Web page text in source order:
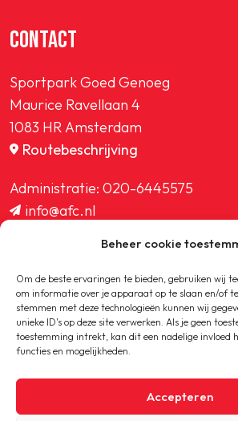
Beheer cookie
Om de beste ervaringen te bieden, gebruiken wij
om informatie over je apparaat op te slaan en/of
stemmen met deze technologieën kunnen wij
unieke ID's op deze site verwerken. Als je geen
toestemming intrekt, kan dit een nadelige invloed
functies en mogelijkheden.
Accepteren
CONTACT
Sportpark Goed Genoeg
Maurice Ravellaan 4
1083 HR Amsterdam
Routebeschrijving
Administratie: 020-6445575
info@afc.nl
ledenadministratie@afc.nl
Copyright © 2020-2026 AFC